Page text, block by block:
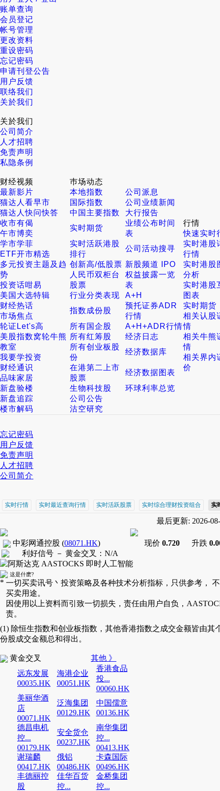
账单查询
会员登记
帐号管理
更改资料
重设密码
忘记密码
申请刊登公告
用户反馈
联络我们
关於我们
关於我们
公司简介
人才招聘
免责声明
私隐条例
财经视频
最新影片
猫达人看早市
猫达人快问快答
收市有偈
午市博奕
学市学菲
ETF开市精选
多元投资主题及趋
势
投资话咁易
美国大选特辑
财经热话
市场焦点
轮证Let's高
美股指数窝轮牛熊
教室
我要学投资
财经通识
品味家居
新盘验楼
新盘追踪
楼市解码
巿场动态
本地指数
公司派息
国际指数
公司业绩新闻
中国主要指数
大行报告
实时期货
业绩公布时间
表
实时活跃港股
排行
公司活动搜寻
创新高/低股票 新股频道 IPO
人民币双柜台
股票
权益披露一览
表
行业分类表现
A+H
指数成份股
预托证券ADR
行情
所有国企股
A+H+ADR行情
所有红筹股
经济日志
所有创业板股
份
经济数据库
在港第二上市
股票
经济数据图表
生物科技股
环球利率总览
公司公告
沽空研究
行情
快速实时
实时港股
行情
实时港股
分析
实时港股
图表
实时期货
相关认股
情
相关牛熊
情
相关界内
价
忘记密码
用户反馈
免责声明
人才招聘
公司简介
实时行情 实时最近查询行情 实时活跃股票 实时综合理财投资组合 实
最后更新: 2026-
中彩网通控股 (08071.HK) 现价 0.720 升跌
利好信号 － 黄金交叉 ： N/A
这是什麽?
* 一切买卖讯号丶投资策略及各种技术分析指标，只供参考，
买卖用途。
因使用以上资料而引致一切损失，责任由用户自负，
责。
(1) 除恒生指数和创业板指数，其他香港指数之成交金额皆由其
份股成交金额总和得出。
黄金交叉
其他 》
远东发展
00035.HK
海港企业
00051.HK
香港食品
投...
00060.HK
美丽华酒
店
00071.HK
泛海集团
00129.HK
中国儒意
00136.HK
德昌电机
控...
00179.HK
安全货仓
00237.HK
南华集团
控...
00413.HK
谢瑞麟
00417.HK
俄铝
00486.HK
卡森国际
00496.HK
丰德丽控
股
佳华百货
控...
金桥集团
控...